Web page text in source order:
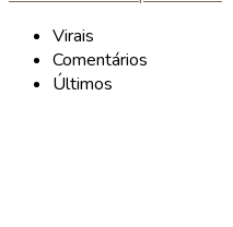
Virais
Comentários
Últimos